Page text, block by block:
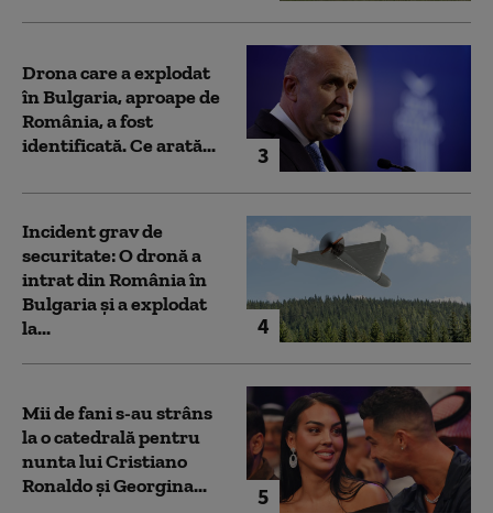
3
Drona care a explodat
în Bulgaria, aproape de
România, a fost
identificată. Ce arată...
4
Incident grav de
securitate: O dronă a
intrat din România în
Bulgaria şi a explodat
la...
5
Mii de fani s-au strâns
la o catedrală pentru
nunta lui Cristiano
Ronaldo şi Georgina...